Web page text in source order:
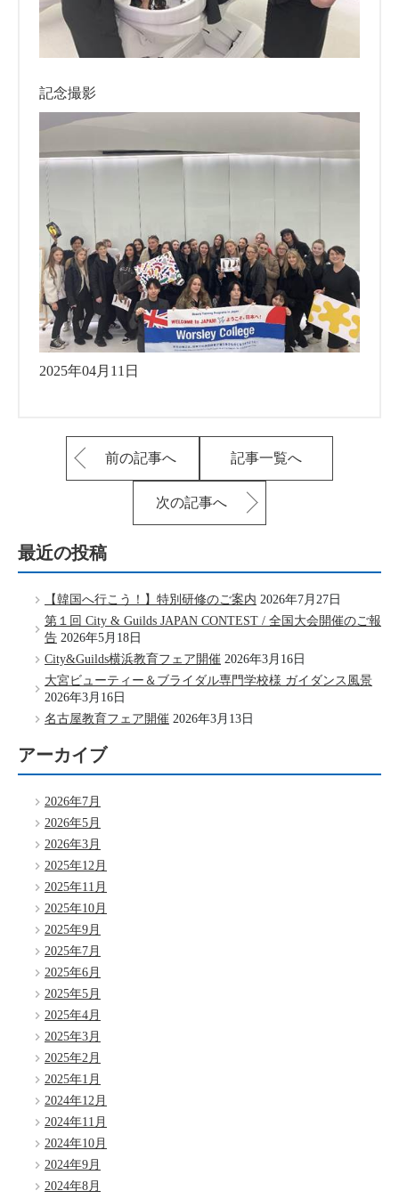
記念撮影
2025年04月11日
前の記事へ 記事一覧へ
次の記事へ
最近の投稿
【韓国へ行こう！】特別研修のご案内 2026年7月27日
第１回 City & Guilds JAPAN CONTEST / 全国大会開催のご報
告 2026年5月18日
City&Guilds横浜教育フェア開催 2026年3月16日
大宮ビューティー＆ブライダル専門学校様 ガイダンス風景
2026年3月16日
名古屋教育フェア開催 2026年3月13日
アーカイブ
2026年7月
2026年5月
2026年3月
2025年12月
2025年11月
2025年10月
2025年9月
2025年7月
2025年6月
2025年5月
2025年4月
2025年3月
2025年2月
2025年1月
2024年12月
2024年11月
2024年10月
2024年9月
2024年8月